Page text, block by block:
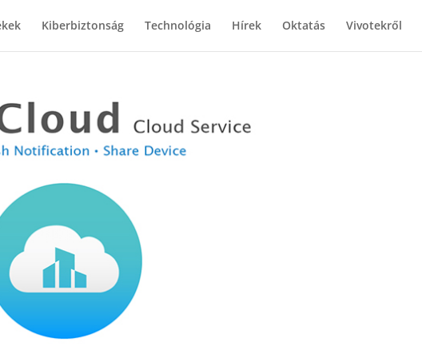
Kiberbiztonság Technológia Hírek Oktatás Vivotekről